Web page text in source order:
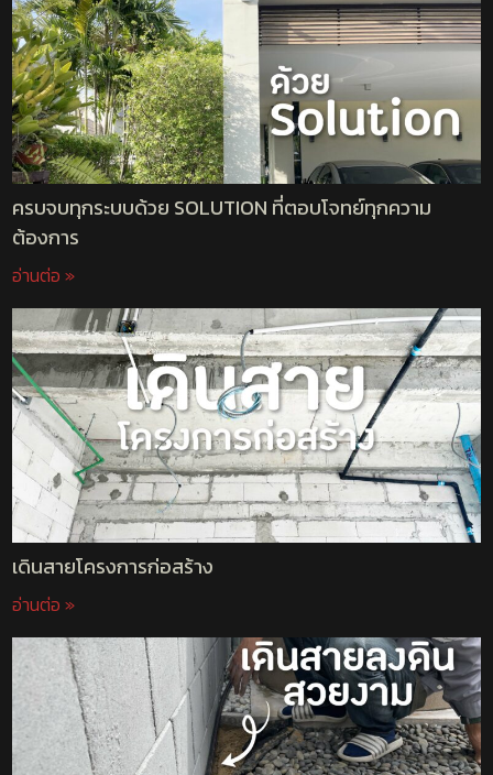
ครบจบทุกระบบด้วย SOLUTION ที่ตอบโจทย์ทุกความ
ต้องการ
อ่านต่อ »
เดินสายโครงการก่อสร้าง
อ่านต่อ »